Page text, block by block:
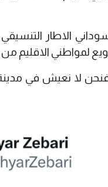
الاطار
لمواطني الاقليم من
لا نعيش في مدينة